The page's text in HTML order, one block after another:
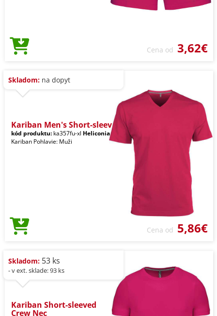
Cena od 3,62€
Skladom: na dopyt
Kariban Men's Short-sleev
kód produktu: ka357fu-xl Heliconia
Kariban Pohlavie: Muži
Cena od 5,86€
Skladom: 53 ks
- v ext. sklade: 93 ks
Kariban Short-sleeved
Crew Nec